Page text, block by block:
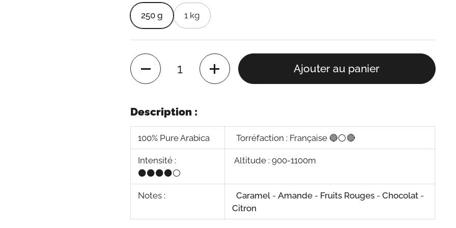
suivante 250 g 1 kg
Quantité
Ajouter au panier
Description :
100% Pure Arabica Torréfaction : Française 🔵⚪🔴
Intensité :
⚫⚫⚫⚫⚪
Altitude : 900-1100m
Notes : Caramel - Amande - Fruits Rouges - Chocolat -
Citron